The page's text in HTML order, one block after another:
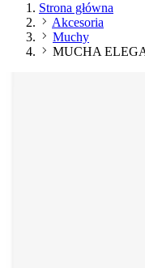
Strona główna
Akcesoria
Muchy
MUCHA